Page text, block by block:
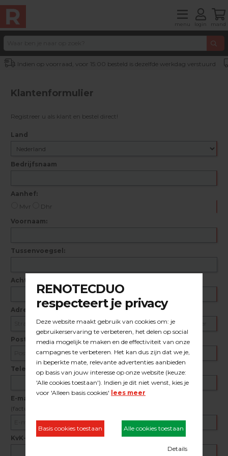
menu login mand
Indien op voorraad, voor 15:00 besteld is dezelfde werkdag verstuurd
Klantenformulier
Registreer u als klant en bestel direct!
Land
Bedrijfsnaam
Aanhef:
Mvr
Dhr
Voornaam:
Tussenvoegsel:
Achternaam
Adres
Postcode + woonplaats
Telefoon nummer
E-mail adres
(factuur)
KvK-nummer